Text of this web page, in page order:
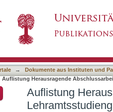
→
Dokumente aus Instituten und
Auflistung Herausragende
Auflistung